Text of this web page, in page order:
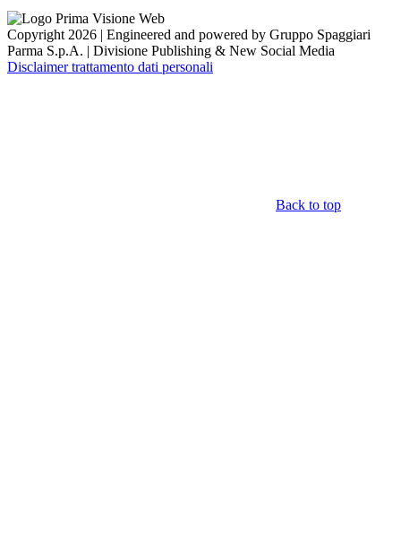
Copyright 2026 | Engineered and powered by Gruppo Spaggiari
Parma S.p.A. | Divisione Publishing & New Social Media
Disclaimer trattamento dati personali
Back to top